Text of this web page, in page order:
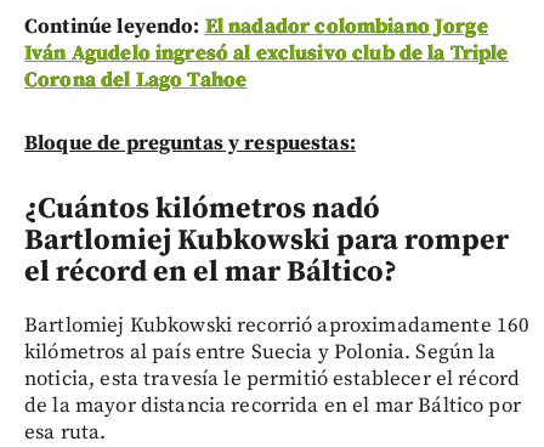
Continúe leyendo: El nadador colombiano Jorge
Iván Agudelo ingresó al exclusivo club de la Triple
Corona del Lago Tahoe
Bloque de preguntas y respuestas:
¿Cuántos kilómetros nadó
Bartlomiej Kubkowski para romper
el récord en el mar Báltico?
Bartlomiej Kubkowski recorrió aproximadamente 160
kilómetros al país entre Suecia y Polonia. Según la
noticia, esta travesía le permitió establecer el récord
de la mayor distancia recorrida en el mar Báltico por
esa ruta.